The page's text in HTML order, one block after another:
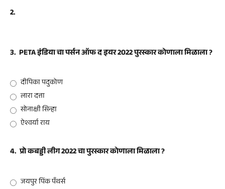
2.
3. PETA इंडिया चा पर्सन ऑफ द इयर 2022 पुरस्कार कोणाला मिळाला ?
दीपिका पदुकोण
लारा दत्ता
सोनाक्षी सिन्हा
ऐश्वर्या राय
4. प्रो कबड्डी लीग 2022 चा पुरस्कार कोणाला मिळाला ?
जयपुर पिंक पँथर्स